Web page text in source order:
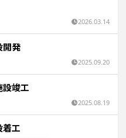
2026.03.14
開発
2025.09.20
設竣工
2025.08.19
着工